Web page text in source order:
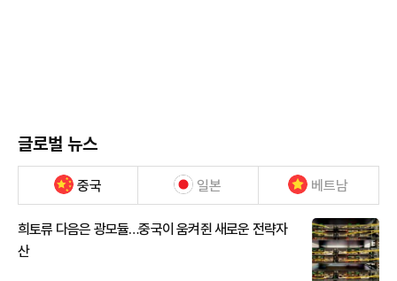
글로벌 뉴스
중국 일본 베트남
희토류 다음은 광모듈…중국이 움켜쥔 새로운 전략자
산